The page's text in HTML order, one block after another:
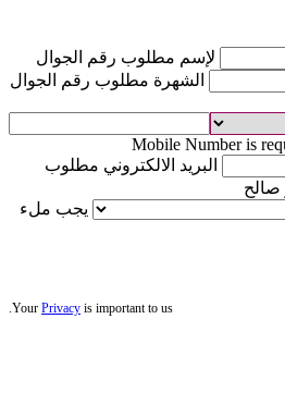
لإسم مطلوب رقم الجوال
الشهرة مطلوب رقم الجوال
Mobile Number is
البريد الالكتروني مطلوب
صالح
يجب ملء
Your Privacy is important to us.